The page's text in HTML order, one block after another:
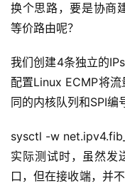
A
I
干
群
营
记
录
换个思路，要是协商
等价路由呢？
我们创建4条独立的
配置Linux ECMP将
同的内核队列和SPI编
sysctl -w
实际测试时，虽然
口，但在接收端，并